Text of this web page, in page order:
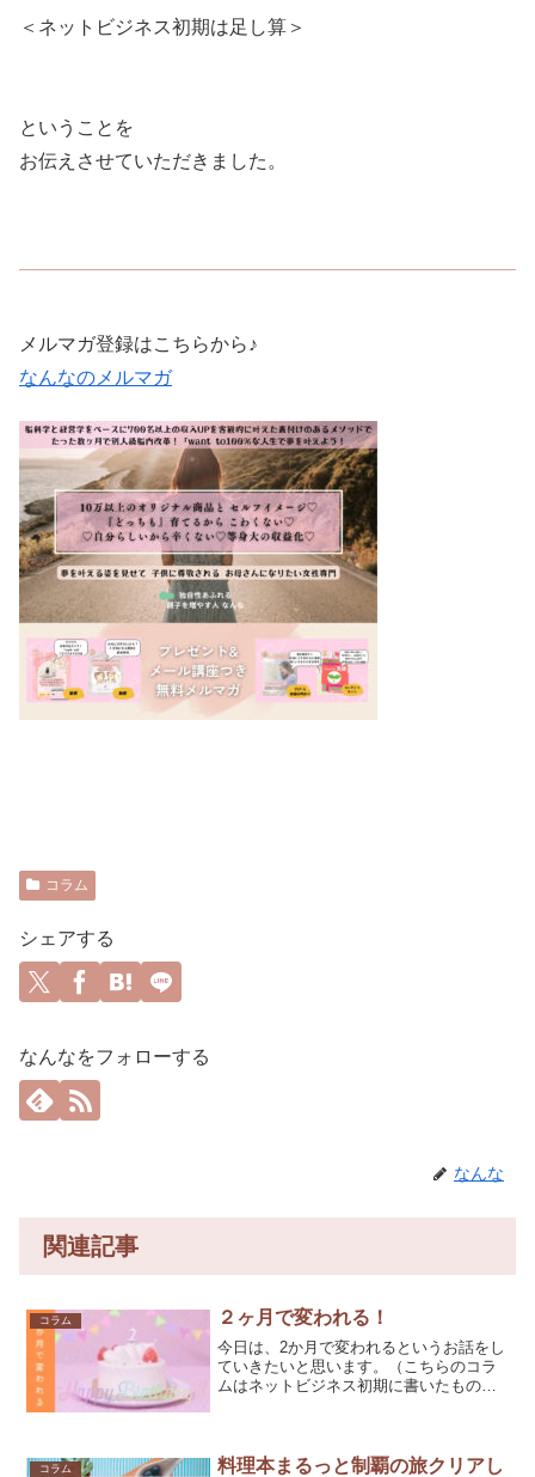
＜ネットビジネス初期は足し算＞
ということを
お伝えさせていただきました。
メルマガ登録はこちらから♪
なんなのメルマガ
コラム
シェアする
なんなをフォローする
なんな
関連記事
コラム ２ヶ月で変われる！
今日は、2か月で変われるというお話をし
ていきたいと思います。（こちらのコラ
ムはネットビジネス初期に書いたもので
に編集したプロフィー...
コラム
料理本まるっと制覇の旅クリアし